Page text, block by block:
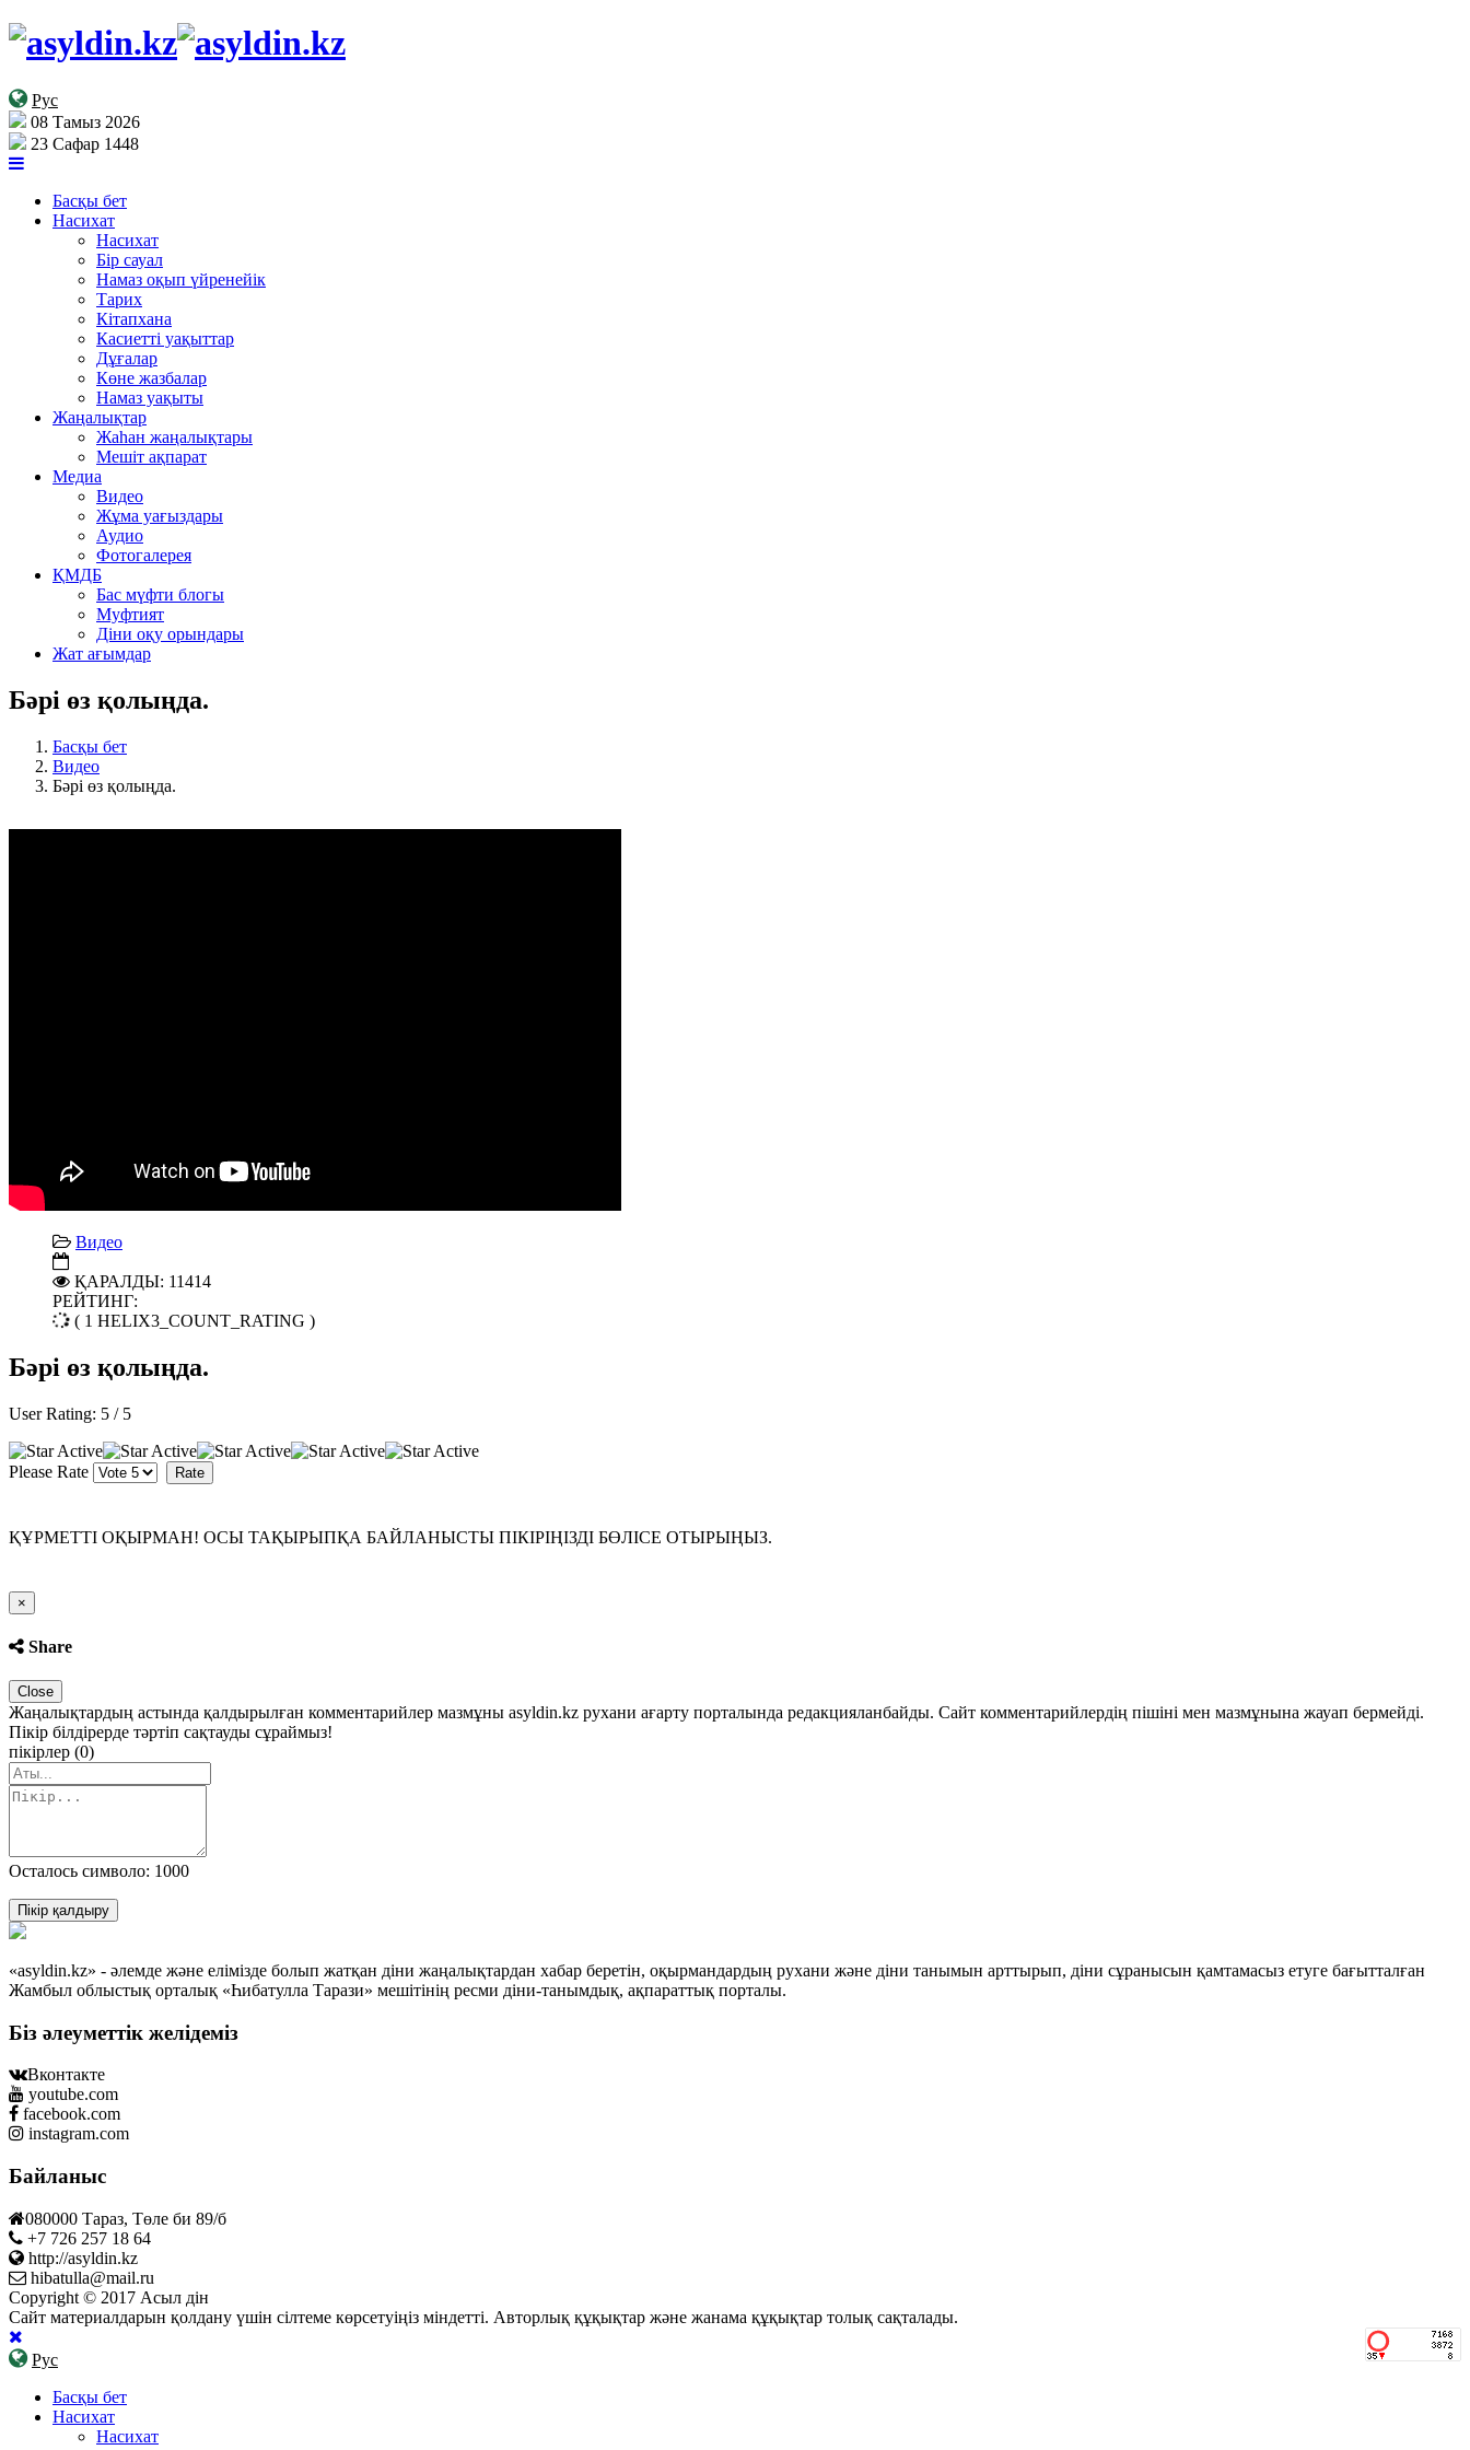
Рус
08 Тамыз 2026
23 Сафар 1448
Басқы бет
Насихат
Насихат
Бір сауал
Намаз оқып үйренейік
Тарих
Кітапхана
Касиетті уақыттар
Дұғалар
Көне жазбалар
Намаз уақыты
Жаңалықтар
Жаһан жаңалықтары
Мешіт ақпарат
Медиа
Видео
Жұма уағыздары
Аудио
Фотогалерея
ҚМДБ
Бас мүфти блогы
Муфтият
Діни оқу орындары
Жат ағымдар
Бәрі өз қолыңда.
Басқы бет
Видео
Бәрі өз қолыңда.
Видео
ҚАРАЛДЫ: 11414
РЕЙТИНГ:
( 1 HELIX3_COUNT_RATING )
Бәрі өз қолыңда.
User Rating: 5 / 5
Please Rate
ҚҰРМЕТТІ ОҚЫРМАН! ОСЫ ТАҚЫРЫПҚА БАЙЛАНЫСТЫ ПІКІРІҢІЗДІ БӨЛІСЕ ОТЫРЫҢЫЗ.
×
Share
Close
Жаңалықтардың астында қалдырылған комментарийлер мазмұны asyldin.kz рухани ағарту порталында редакцияланбайды. Сайт комментарийлердің пішіні мен мазмұнына жауап бермейді.
Пікір білдірерде тәртіп сақтауды сұраймыз!
пікірлер (0)
Осталось символо: 1000
Пікір қалдыру
«asyldin.kz» - әлемде және елімізде болып жатқан діни жаңалықтардан хабар беретін, оқырмандардың рухани және діни танымын арттырып, діни сұранысын қамтамасыз етуге бағытталған
Жамбыл облыстық орталық «Һибатулла Тарази» мешітінің ресми діни-танымдық, ақпараттық порталы.
Біз әлеуметтік желідеміз
Вконтакте
youtube.com
facebook.com
instagram.com
Байланыс
080000 Тараз, Төле би 89/б
+7 726 257 18 64
http://asyldin.kz
hibatulla@mail.ru
Copyright © 2017 Асыл дін
Сайт материалдарын қолдану үшін сілтеме көрсетуіңіз міндетті. Авторлық құқықтар және жанама құқықтар толық сақталады.
Рус
Басқы бет
Насихат
Насихат